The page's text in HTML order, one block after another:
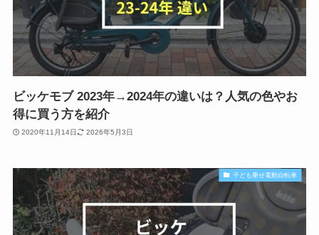
ビッケモブ 2023年→2024年の違いは？人気の色やお
得に買う方を紹介
2020年11月14日 2026年5月3日
子ども乗せ電動自転車